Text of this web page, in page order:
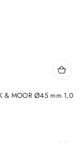
& MOOR Ø45 mm 1,0